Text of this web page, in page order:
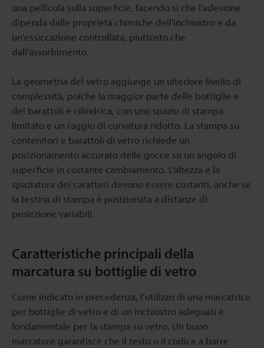
una pellicola sulla superficie, facendo sì che l'adesione
dipenda dalle proprietà chimiche dell'inchiostro e da
un'essiccazione controllata, piuttosto che
dall'assorbimento.
La geometria del vetro aggiunge un ulteriore livello di
complessità, poiché la maggior parte delle bottiglie e
dei barattoli è cilindrica, con uno spazio di stampa
limitato e un raggio di curvatura ridotto. La stampa su
contenitori e barattoli di vetro richiede un
posizionamento accurato delle gocce su un angolo di
superficie in costante cambiamento. L'altezza e la
spaziatura dei caratteri devono essere costanti, anche se
la testina di stampa è posizionata a distanze di
proiezione variabili.
Caratteristiche principali della
marcatura su bottiglie di vetro
Come indicato in precedenza, l’utilizzo di una marcatrice
per bottiglie di vetro e di un inchiostro adeguati è
fondamentale per la stampa su vetro. Un buon
marcatore garantisce che il testo o il codice a barre